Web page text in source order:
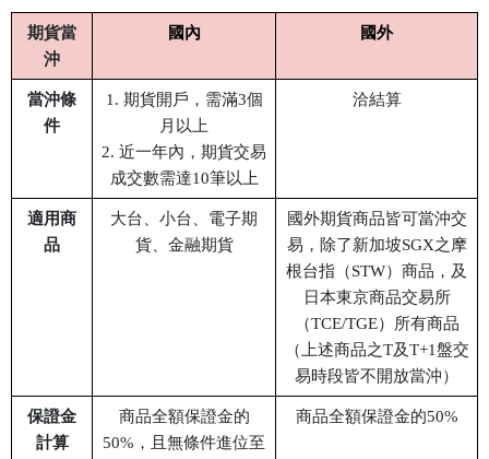
期貨當
沖
國內 國外
當沖條
件
1. 期貨開戶，需滿3個
月以上
2. 近一年內，期貨交易
成交數需達10筆以上
洽結算
適用商
品
大台、小台、電子期
貨、金融期貨
國外期貨商品皆可當沖交
易，除了新加坡SGX之摩
根台指（STW）商品，及
日本東京商品交易所
（TCE/TGE）所有商品
（上述商品之T及T+1盤交
易時段皆不開放當沖）
保證金
計算
商品全額保證金的
50%，且無條件進位至
商品全額保證金的50%